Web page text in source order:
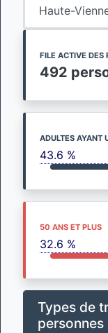
Haute-
FILE ACTIVE DES
492
ADULTES AYANT
43.6 %
50 ANS ET PLUS
32.6 %
Types de